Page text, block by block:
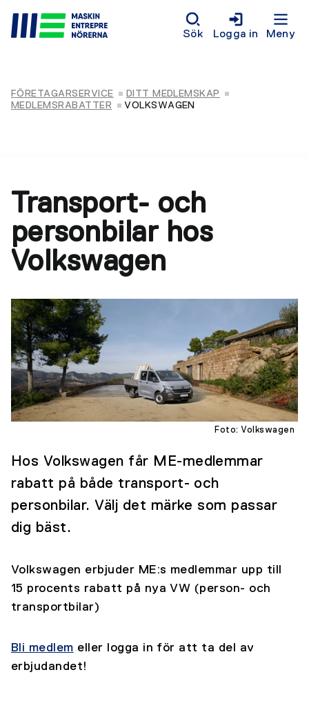
Sök Logga in Meny
FÖRETAGARSERVICE
DITT MEDLEMSKAP
MEDLEMSRABATTER
VOLKSWAGEN
Transport- och
personbilar hos
Volkswagen
Foto: Volkswagen
Hos Volkswagen får ME-medlemmar
rabatt på både transport- och
personbilar. Välj det märke som passar
dig bäst.
Volkswagen erbjuder ME:s medlemmar upp till
15 procents rabatt på nya VW (person- och
transportbilar)
Bli medlem eller logga in för att ta del av
erbjudandet!